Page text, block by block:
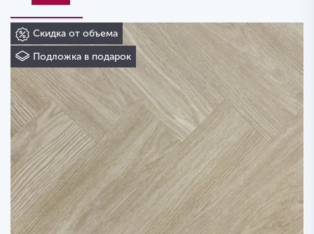
Скидка от объема
Подложка в подарок